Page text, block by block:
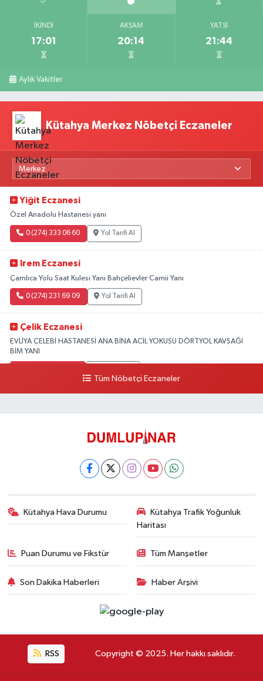
İKINDI
17:01
AKŞAM
20:14
YATSI
21:44
Aylık Vakitler
Kütahya Merkez Nöbetçi Eczaneler
Yiğit Eczanesi
Özel Anadolu Hastanesi yanı
0 (274) 333 06 60 Yol Tarifi Al
Irem Eczanesi
Çamlıca Yolu Saat Kulesi Yanı Bahçelievler Camii Yanı
0 (274) 231 69 09 Yol Tarifi Al
Çelik Eczanesi
EVLİYA ÇELEBİ HASTANESİ ANA BİNA ACİL YOKUŞU DÖRTYOL KAVŞAĞI
BİM YANI
Tüm Nöbetçi Eczaneler
Kütahya Hava Durumu
Kütahya Trafik Yoğunluk
Haritası
Puan Durumu ve Fikstür Tüm Manşetler
Son Dakika Haberleri Haber Arşivi
RSS Copyright © 2025. Her hakkı saklıdır.